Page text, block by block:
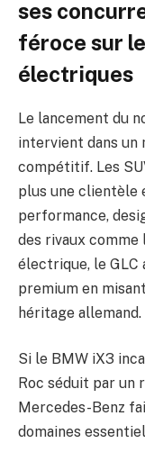
ses
féroce sur
électriques
Le lancement du
intervient dans
compétitif. Les
plus une clientèle
performance,
des rivaux comme
électrique, le
premium en
héritage allemand.
Si le BMW iX3
Roc séduit par un
Mercedes-Benz
domaines